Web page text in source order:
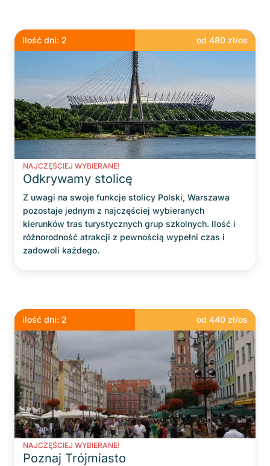
ilość dni: 2 od480 zł/os
NAJCZĘŚCIEJ WYBIERANE!
Odkrywamy stolicę
Z uwagi na swoje funkcje stolicy Polski, Warszawa
pozostaje jednym z najczęściej wybieranych
kierunków tras turystycznych grup szkolnych. Ilość i
różnorodność atrakcji z pewnością wypełni czas i
zadowoli każdego.
ilość dni: 2 od440 zł/os
NAJCZĘŚCIEJ WYBIERANE!
Poznaj Trójmiasto